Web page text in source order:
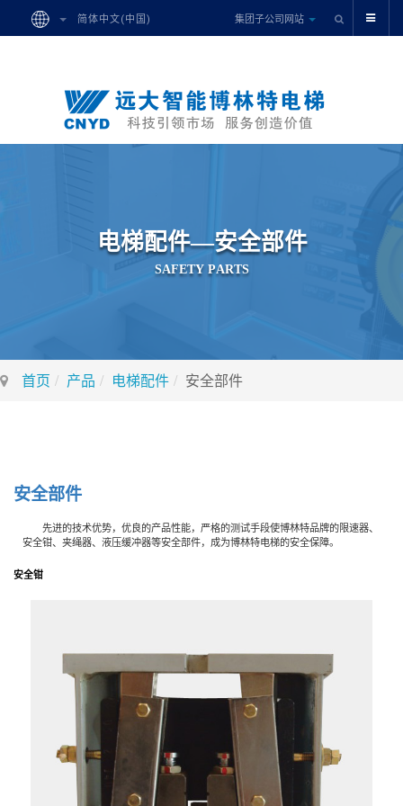
简体中文(中国) 集团子公司网站
电梯配件—安全部件
SAFETY PARTS
首页 产品 电梯配件 安全部件
安全部件
先进的技术优势，优良的产品性能，严格的测试手段使博林特品牌的限速器、
安全钳、夹绳器、液压缓冲器等安全部件，成为博林特电梯的安全保障。
安全钳